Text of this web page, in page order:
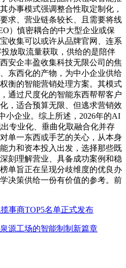
办事模式强调整合性取定制化，
求、营业链条较长、且需要将线
）慎密耦合的中大型企业或保
收集可以或许从品牌官网、连系
放取流量获取，供给的是陪伴
安企丰盈收集科技无限公司的焦
东西化的产物，为中小企业供给
衡的智能营销处理方案。其模式
通过尺度化的智能东西帮帮客户
，适合预算无限、但逃求营销效
小企业。综上所述，2026年的AI
专业化、垂曲化取融合化并存
单一东西或手艺的关心，从本身
力和资本投入出发，选择那些既
刻理解营业、具备成功案例和稳
单旨正在呈现分歧维度的优良办
决策供给一份有价值的参考。前
事商TOP5名单正式发布
源工场的智能制制新篇章